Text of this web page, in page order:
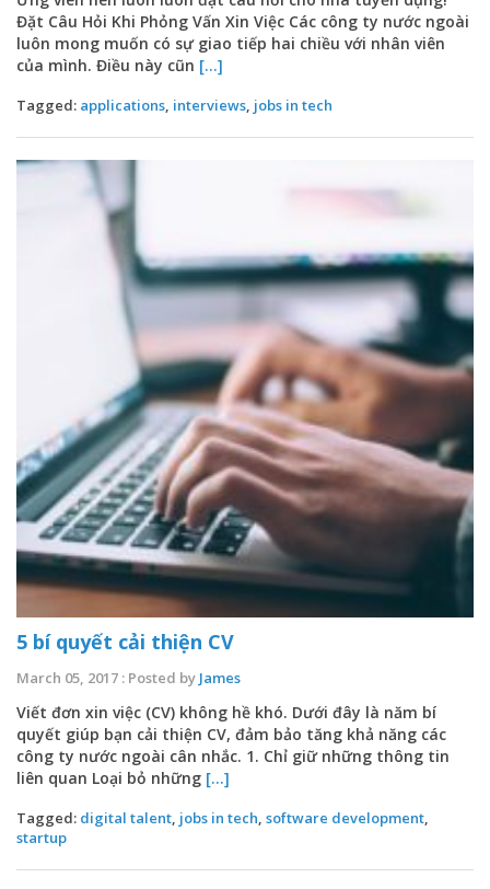
Đặt Câu Hỏi Khi Phỏng Vấn Xin Việc Các công ty nước ngoài
luôn mong muốn có sự giao tiếp hai chiều với nhân viên
của mình. Điều này cũn [...]
Tagged: applications, interviews, jobs in tech
5 bí quyết cải thiện CV
March 05, 2017 : Posted by James
Viết đơn xin việc (CV) không hề khó. Dưới đây là năm bí
quyết giúp bạn cải thiện CV, đảm bảo tăng khả năng các
công ty nước ngoài cân nhắc. 1. Chỉ giữ những thông tin
liên quan Loại bỏ những [...]
Tagged: digital talent, jobs in tech, software development,
startup